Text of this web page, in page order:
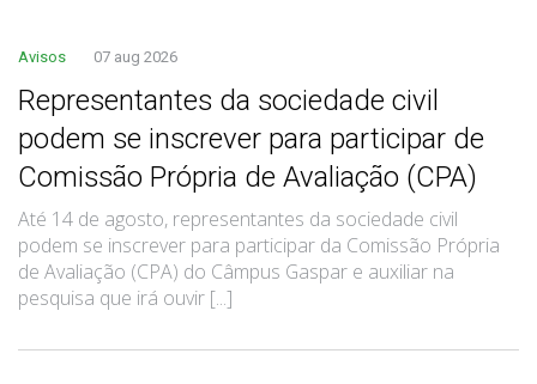
Avisos 07 aug 2026
Representantes da sociedade civil
podem se inscrever para participar de
Comissão Própria de Avaliação (CPA)
Até 14 de agosto, representantes da sociedade civil
podem se inscrever para participar da Comissão Própria
de Avaliação (CPA) do Câmpus Gaspar e auxiliar na
pesquisa que irá ouvir [...]